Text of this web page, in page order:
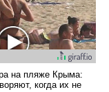
например,